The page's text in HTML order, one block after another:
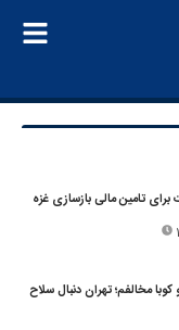
تامین مالی بازسازی غزه
کوبا مخالفم؛ تهران دنبال سلاح